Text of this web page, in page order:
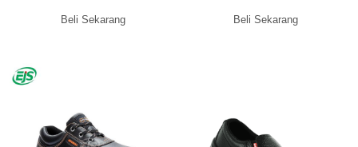
Beli Sekarang Beli Sekarang